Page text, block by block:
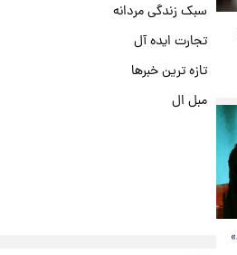
سبک زندگی مردانه
تجارت ایده آل
تازه ترین خبرها
مبل ال